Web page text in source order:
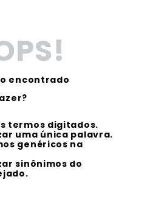
encontrado
termos digitados.
uma única palavra.
genéricos na
sinônimos do